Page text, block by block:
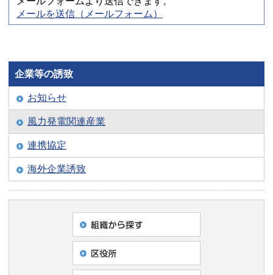
メールを送信（メールフォーム）
企業等の誘致
お知らせ
風力発電関連産業
連携協定
海外企業誘致